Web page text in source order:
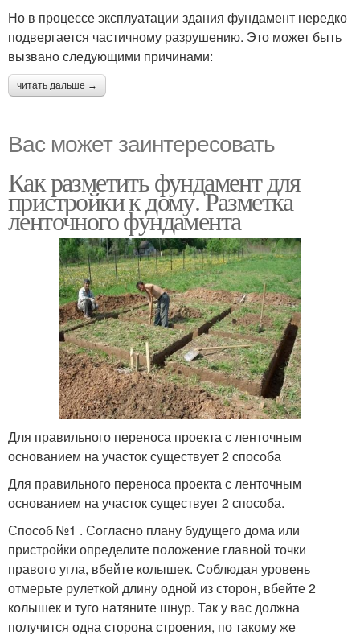
Но в процессе эксплуатации здания фундамент нередко
подвергается частичному разрушению. Это может быть
вызвано следующими причинами:
читать дальше →
Вас может заинтересовать
Как разметить фундамент для
пристройки к дому. Разметка
ленточного фундамента
Для правильного переноса проекта с ленточным
основанием на участок существует 2 способа
Для правильного переноса проекта с ленточным
основанием на участок существует 2 способа.
Способ №1 . Согласно плану будущего дома или
пристройки определите положение главной точки
правого угла, вбейте колышек. Соблюдая уровень
отмерьте рулеткой длину одной из сторон, вбейте 2
колышек и туго натяните шнур. Так у вас должна
получится одна сторона строения, по такому же